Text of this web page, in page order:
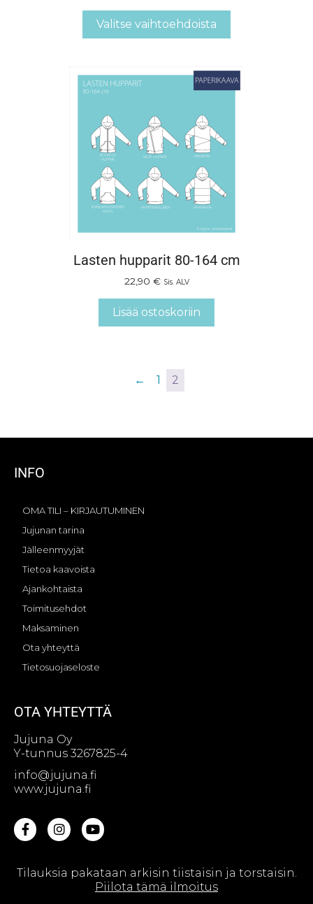
Tilauksia pakataan arkisin tiistaisin ja torstaisin.
Piilota tämä ilmoitus
Valitse vaihtoehdoista
Lasten hupparit 80-164 cm
22,90 € Sis. ALV
Lisää ostoskoriin
← 1 2
INFO
OMA TILI – KIRJAUTUMINEN
Jujunan tarina
Jälleenmyyjät
Tietoa kaavoista
Ajankohtaista
Toimitusehdot
Maksaminen
Ota yhteyttä
Tietosuojaseloste
OTA YHTEYTTÄ
Jujuna Oy
Y-tunnus 3267825-4
info@jujuna.fi
www.jujuna.fi
© Jujuna Oy || Web design bySivutaikuri Oy